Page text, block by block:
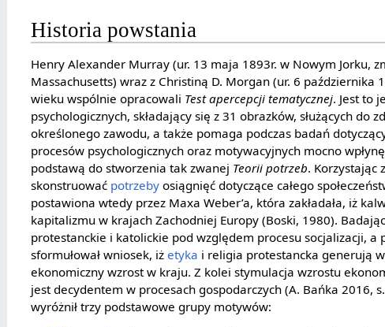
Historia powstania
Henry Alexander Murray (ur. 13 maja 1893r. w Nowym Jorku,
Massachusetts) wraz z Christiną D. Morgan (ur. 6 października
wieku wspólnie opracowali Test apercepcji tematycznej. Jest to
psychologicznych, składający się z 31 obrazków, służących
określonego zawodu, a także pomaga podczas badań
procesów psychologicznych oraz motywacyjnych mocno
podstawą do stworzenia tak zwanej Teorii potrzeb. Korzystając
skonstruować potrzeby osiągnięć dotyczące całego
postawiona wtedy przez Maxa Weber’a, która zakładała, iż
kapitalizmu w krajach Zachodniej Europy (Boski, 1980).
protestanckie i katolickie pod względem procesu socjalizacji,
sformułował wniosek, iżetyka i religia protestancka generują
ekonomiczny wzrost w kraju. Z kolei stymulacja wzrostu
jest decydentem w procesach gospodarczych (A. Bańka 2016,
wyróżnił trzy podstawowe grupy motywów: